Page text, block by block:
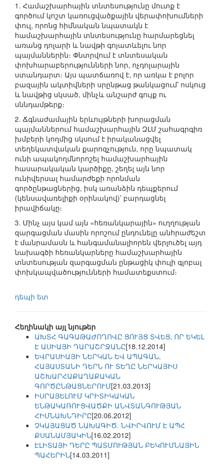
1. Համաշխարհային տնտեսությունը մուտք է
գործում կոշտ կառուցվածքային վերափոխումների
փուլ, որոնց հիմնական նպատակն է
համաշխարհային տնտեսությունը հարմարեցնել
առանց դոլարի և նավթի գոյատևելու նոր
պայմաններին։ Փնտրվում է տնտեսական
փոխհարաբերությունների նոր, ոչդոլարային
ստանդարտ։ Այս պատճառով է, որ առկա է բոլոր
բազային ակտիվների սրընթաց թանկացում՝ ոսկուց
և նավթից սկսած, մինչև անշարժ գույք ու
սննդամթերք։
2. Ճգնաժամային երևույթների խորացման
պայմաններում համաշխարհային ԶԼՄ շահագրգիռ
խմբերի կողմից սկսում է իրականացվել
տեղեկատվական քարոզչություն, որը նպատակ
ունի ապակողմնորոշել համաշխարհային
հասարակական կարծիքը, շեղել այն նոր
ունիվերսալ համարժեքի որոնման
գործընթացներից, իսկ առանձին դեպքերում
(կենսավառելիքի օրինակով)՝ բարդացնել
իրավիճակը։
3. Մինչ այս կամ այն «հեռանկարային» ուղղության
զարգացման մասին որոշում ընդունելը անհրաժեշտ
է մանրամասն և հանգամանալիորեն վերլուծել այդ
նախագծի հեռանկարները համաշխարհային
տնտեսության զարգացման ընթացիկ փուլի գլոբալ
փոխկապվածությունների համատեքստում։
դեպի ետ
Հեղինակի այլ նյութեր
ԱԽՏՀ ԳԱԳԱԹԱԺՈՂՈՎԸ ՑՈՒՅՑ ՏՎԵՑ, ՈՐ ԵԿԵԼ
Է ԱՍԻԱՅԻ ԴԱՐԱՇՐՋԱՆԸ[18.12.2014]
ԵՎՐԱՍԻԱՅԻ ՆԵՐԿԱՆ ԵՎ ԱՊԱԳԱՆ,
ՀԱՅԱՍՏԱՆԻ ԴԵՐՆ ՈՒ ՏԵՂԸ ՆԵՐԿԱՅԻՍ
ԱՇԽԱՐՀԱՔԱՂԱՔԱԿԱՆ
ԳՈՐԾԸՆԹԱՑՆԵՐՈՒՄ[21.03.2013]
ԻՍՐԱՅԵԼՈՒՄ ԿՐԻՏԻԿԱԿԱՆ
ԵՆԹԱԿԱՌՈՒՑՎԱԾՔԻ ԱՆՎՏԱՆԳՈՒԹՅԱՆ
ՀԻՄՆԱԽՆԴԻՐԸ[20.06.2012]
ՉԿԱՅԱՑԱԾ ՆԱԽԱԳԻԾ. ՆՎԻՐՎՈՒՄ Է ԱՊՀ
ՔՍԱՆԱՄՅԱԿԻՆ[16.02.2012]
ԷԼԻՏԱՅԻ ԴԵՐԸ ՊԱՏՄՈՒԹՅԱՆ ԲԵԿՈՒՄՆԱՅԻՆ
ՊԱՀԵՐԻՆ[14.03.2011]